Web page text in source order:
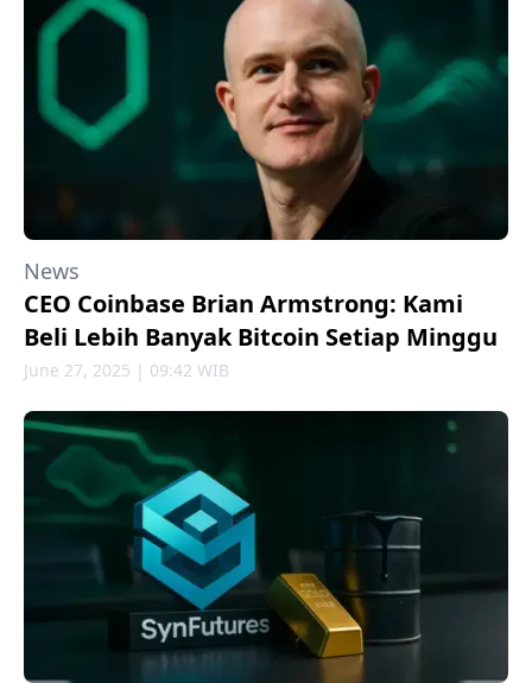
News
CEO Coinbase Brian Armstrong: Kami
Beli Lebih Banyak Bitcoin Setiap Minggu
June 27, 2025 | 09:42 WIB